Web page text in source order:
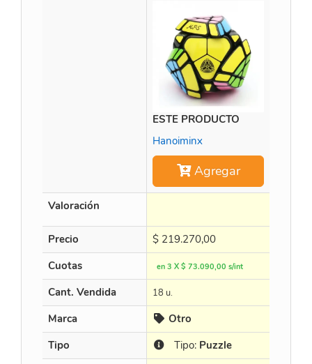
ESTE PRODUCTO
Hanoiminx
Agregar
Valoración
Precio $ 219.270,00
Cuotas
en 3 X $ 73.090,00 s/int
Cant. Vendida 18 u.
Marca Otro
Tipo
Tipo: Puzzle